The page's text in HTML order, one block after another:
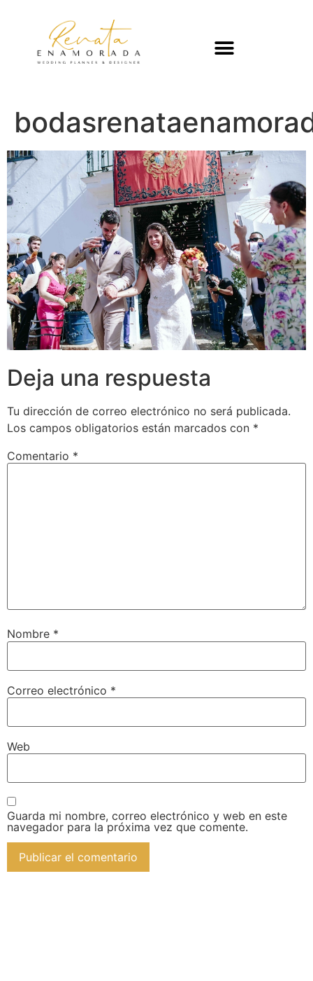
Deja una respuesta
Tu dirección de correo electrónico no será publicada.
Los campos obligatorios están marcados con *
Comentario *
Nombre *
Correo electrónico *
Web
Guarda mi nombre, correo electrónico y web en este
navegador para la próxima vez que comente.